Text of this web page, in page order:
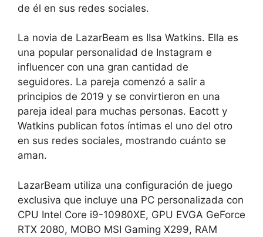
de él en sus redes sociales.
La novia de LazarBeam es IIsa Watkins. Ella es
una popular personalidad de Instagram e
influencer con una gran cantidad de
seguidores. La pareja comenzó a salir a
principios de 2019 y se convirtieron en una
pareja ideal para muchas personas. Eacott y
Watkins publican fotos íntimas el uno del otro
en sus redes sociales, mostrando cuánto se
aman.
LazarBeam utiliza una configuración de juego
exclusiva que incluye una PC personalizada con
CPU Intel Core i9-10980XE, GPU EVGA GeForce
RTX 2080, MOBO MSI Gaming X299, RAM